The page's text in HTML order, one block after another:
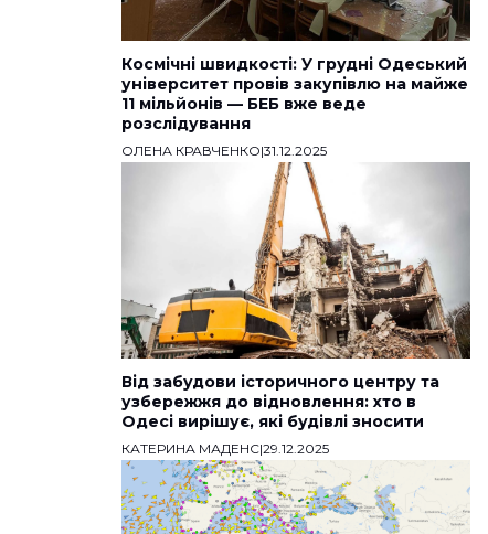
Космічні швидкості: У грудні Одеський
університет провів закупівлю на майже
11 мільйонів — БЕБ вже веде
розслідування
ОЛЕНА КРАВЧЕНКО|31.12.2025
Від забудови історичного центру та
узбережжя до відновлення: хто в
Одесі вирішує, які будівлі зносити
КАТЕРИНА МАДЕНС|29.12.2025